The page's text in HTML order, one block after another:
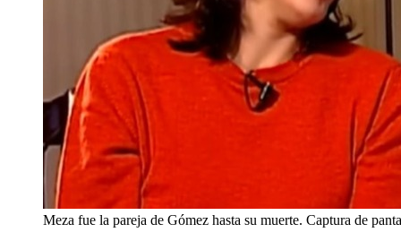
Meza fue la pareja de Gómez hasta su muerte. Captura de